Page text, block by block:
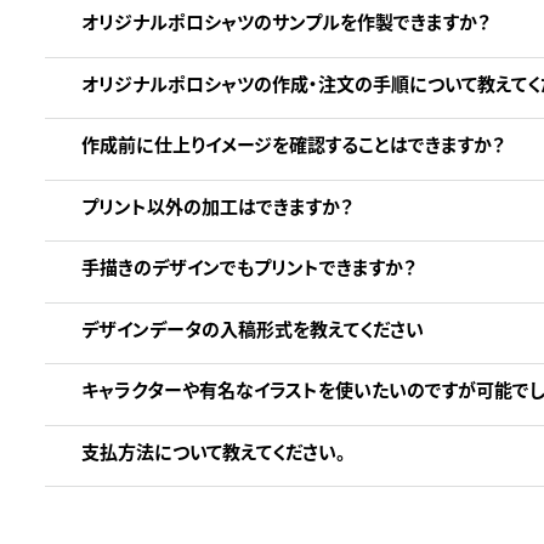
オリジナルポロシャツのサンプルを作製できますか？
オリジナルポロシャツの作成・注文の手順について教えてく
作成前に仕上りイメージを確認することはできますか？
プリント以外の加工はできますか？
手描きのデザインでもプリントできますか？
デザインデータの入稿形式を教えてください
キャラクターや有名なイラストを使いたいのですが可能でし
支払方法について教えてください。